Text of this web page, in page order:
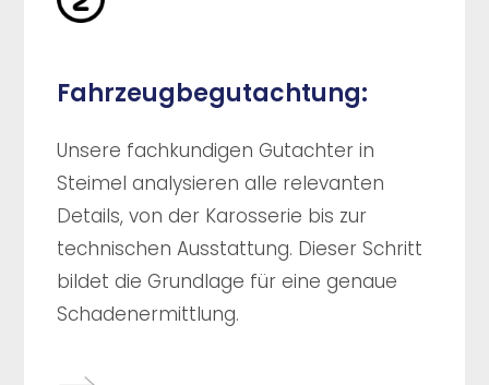
Fahrzeugbegutachtung:
Unsere fachkundigen Gutachter in
Steimel analysieren alle relevanten
Details, von der Karosserie bis zur
technischen Ausstattung. Dieser Schritt
bildet die Grundlage für eine genaue
Schadenermittlung.